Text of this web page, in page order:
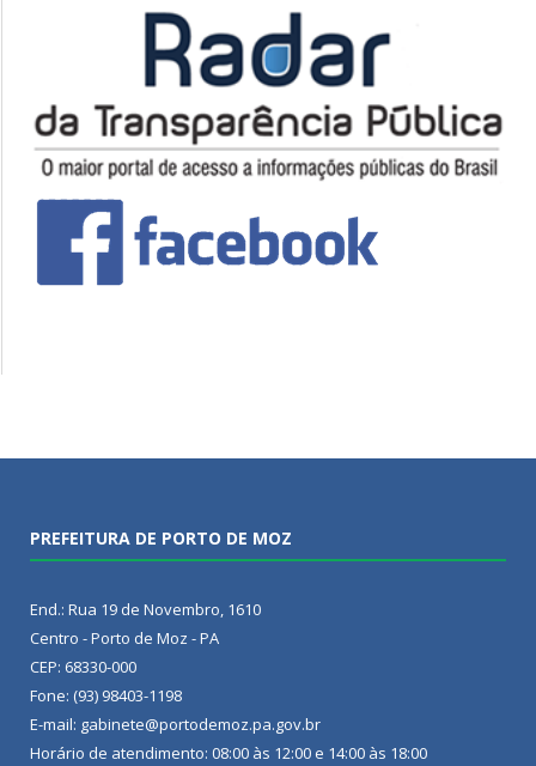
PREFEITURA DE PORTO DE MOZ
End.: Rua 19 de Novembro, 1610
Centro - Porto de Moz - PA
CEP: 68330-000
Fone: (93) 98403-1198
E-mail: gabinete@portodemoz.pa.gov.br
Horário de atendimento: 08:00 às 12:00 e 14:00 às 18:00